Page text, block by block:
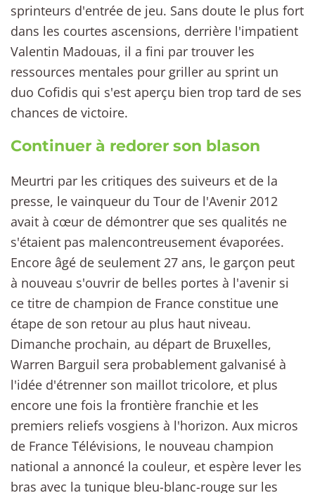
sprinteurs d'entrée de jeu. Sans doute le plus fort
dans les courtes ascensions, derrière l'impatient
Valentin Madouas, il a fini par trouver les
ressources mentales pour griller au sprint un
duo Cofidis qui s'est aperçu bien trop tard de ses
chances de victoire.
Continuer à redorer son blason
Meurtri par les critiques des suiveurs et de la
presse, le vainqueur du Tour de l'Avenir 2012
avait à cœur de démontrer que ses qualités ne
s'étaient pas malencontreusement évaporées.
Encore âgé de seulement 27 ans, le garçon peut
à nouveau s'ouvrir de belles portes à l'avenir si
ce titre de champion de France constitue une
étape de son retour au plus haut niveau.
Dimanche prochain, au départ de Bruxelles,
Warren Barguil sera probablement galvanisé à
l'idée d'étrenner son maillot tricolore, et plus
encore une fois la frontière franchie et les
premiers reliefs vosgiens à l'horizon. Aux micros
de France Télévisions, le nouveau champion
national a annoncé la couleur, et espère lever les
bras avec la tunique bleu-blanc-rouge sur les